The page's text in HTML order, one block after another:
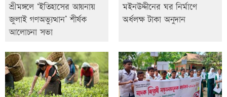
শ্রীমঙ্গলে ‘ইতিহাসের আয়নায়
জুলাই গণঅভ্যুত্থান’ শীর্ষক
আলোচনা সভা
মইনউদ্দীনের ঘর নির্মাণে
অর্ধলক্ষ টাকা অনুদান